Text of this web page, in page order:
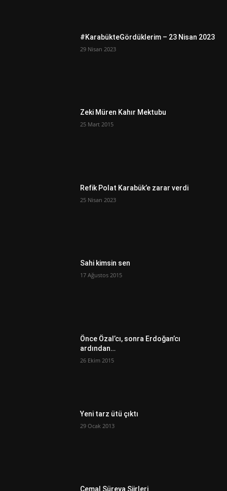
#KarabükteGördüklerim – 23 Nisan 2023
29 Nisan 2023
Zeki Müren Kahır Mektubu
25 Mart 2015
Refik Polat Karabük’e zarar verdi
25 Nisan 2023
Sahi kimsin sen
17 Ağustos 2015
Önce Özal’cı, sonra Erdoğan’cı
ardından…
26 Ekim 2015
Yeni tarz ütü çıktı
29 Ocak 2013
Cemal Süreya Şiirleri